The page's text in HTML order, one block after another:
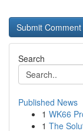
Search
Published News
1 WK66
1 The